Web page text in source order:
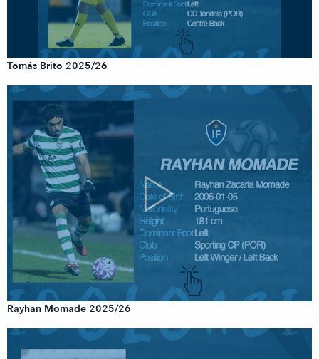
Tomás Brito 2025/26
Rayhan Momade 2025/26